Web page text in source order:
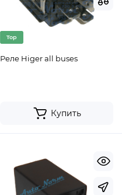
Top
Реле Higer all buses
Купить